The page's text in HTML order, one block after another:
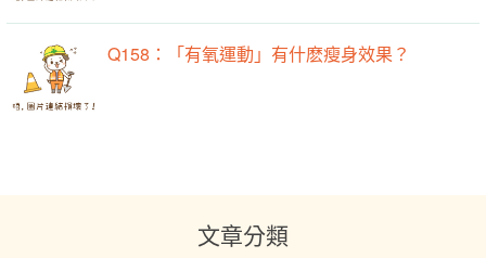
Q158：「有氧運動」有什麽瘦身效果？
文章分類